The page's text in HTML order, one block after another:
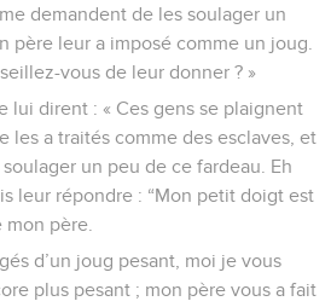
demandent de les soulager un
père leur a imposé comme un joug.
vous de leur donner ? »
lui dirent : « Ces gens se plaignent
les a traités comme des esclaves, et
un peu de ce fardeau. Eh
leur répondre : “Mon petit doigt est
mon père.
d’un joug pesant, moi je vous
plus pesant ; mon père vous a fait